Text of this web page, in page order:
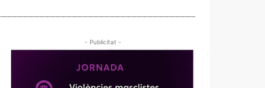
- Publicitat -